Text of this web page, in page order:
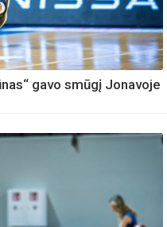
gavo smūgį Jonavoje